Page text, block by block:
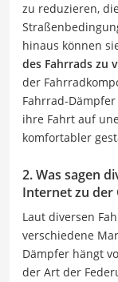
zu reduzieren,
hinaus können
des Fahrrads zu
der
Fahrrad-
ihre Fahrt auf
komfortabler
2. Was sagen
Internet zu der
Laut diversen
verschiedene
Dämpfer hängt
der Art der